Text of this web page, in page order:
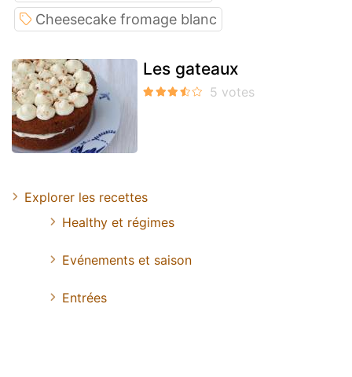
Cheesecake fromage blanc
Les gateaux
Explorer les recettes
Healthy et régimes
Evénements et saison
Entrées